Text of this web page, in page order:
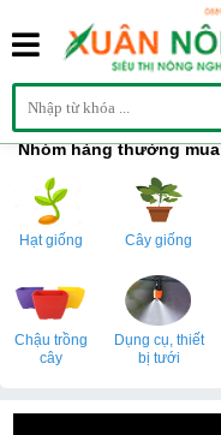
Nhóm hàng thường mua
Hạt giống Cây giống
Chậu trồng
cây
Dụng cụ, thiết
bị tưới